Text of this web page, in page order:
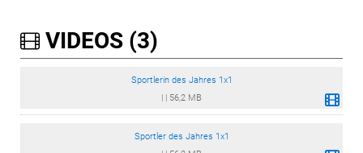
VIDEOS (3)
Sportlerin des Jahres 1x1
56,2 MB
Sportler des Jahres 1x1